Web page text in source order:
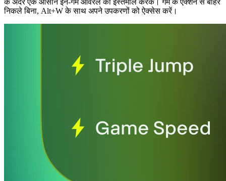
निकले बिना, Alt+W के साथ अपने उपकरणों को ऐक्सेस करें।